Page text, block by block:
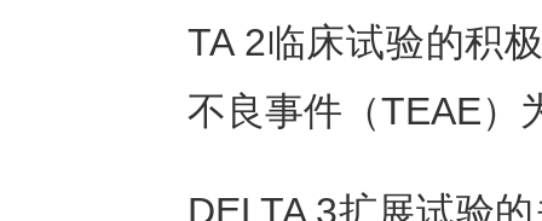
TA 2临床试验的积
不良事件（TEAE）
DELTA 3扩展试验